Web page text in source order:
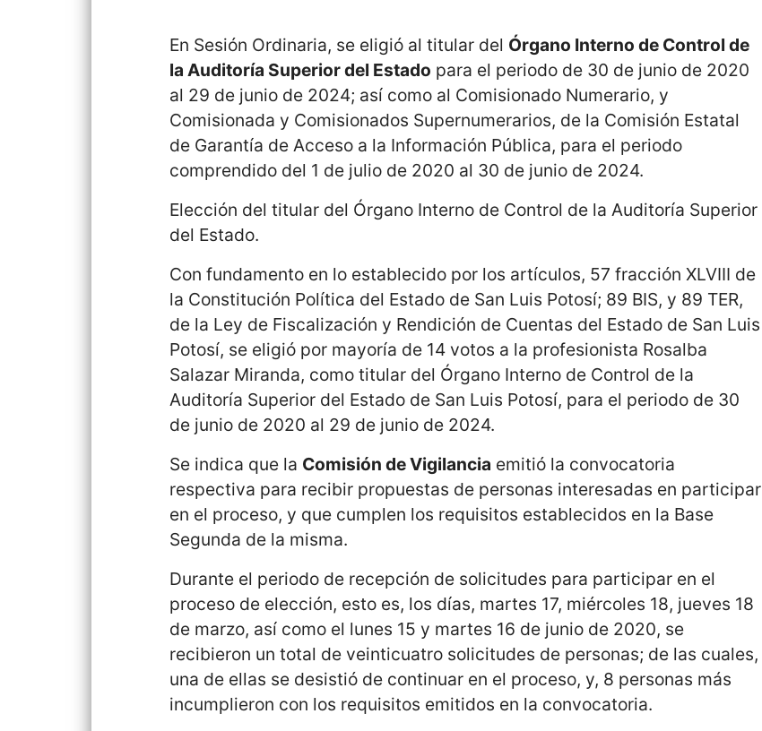
En Sesión Ordinaria, se eligió al titular del Órgano Interno de Control de
la Auditoría Superior del Estado para el periodo de 30 de junio de 2020
al 29 de junio de 2024; así como al Comisionado Numerario, y
Comisionada y Comisionados Supernumerarios, de la Comisión Estatal
de Garantía de Acceso a la Información Pública, para el periodo
comprendido del 1 de julio de 2020 al 30 de junio de 2024.
Elección del titular del Órgano Interno de Control de la Auditoría Superior
del Estado.
Con fundamento en lo establecido por los artículos, 57 fracción XLVIII de
la Constitución Política del Estado de San Luis Potosí; 89 BIS, y 89 TER,
de la Ley de Fiscalización y Rendición de Cuentas del Estado de San Luis
Potosí, se eligió por mayoría de 14 votos a la profesionista Rosalba
Salazar Miranda, como titular del Órgano Interno de Control de la
Auditoría Superior del Estado de San Luis Potosí, para el periodo de 30
de junio de 2020 al 29 de junio de 2024.
Se indica que la Comisión de Vigilancia emitió la convocatoria
respectiva para recibir propuestas de personas interesadas en participar
en el proceso, y que cumplen los requisitos establecidos en la Base
Segunda de la misma.
Durante el periodo de recepción de solicitudes para participar en el
proceso de elección, esto es, los días, martes 17, miércoles 18, jueves 18
de marzo, así como el lunes 15 y martes 16 de junio de 2020, se
recibieron un total de veinticuatro solicitudes de personas; de las cuales,
una de ellas se desistió de continuar en el proceso, y, 8 personas más
incumplieron con los requisitos emitidos en la convocatoria.